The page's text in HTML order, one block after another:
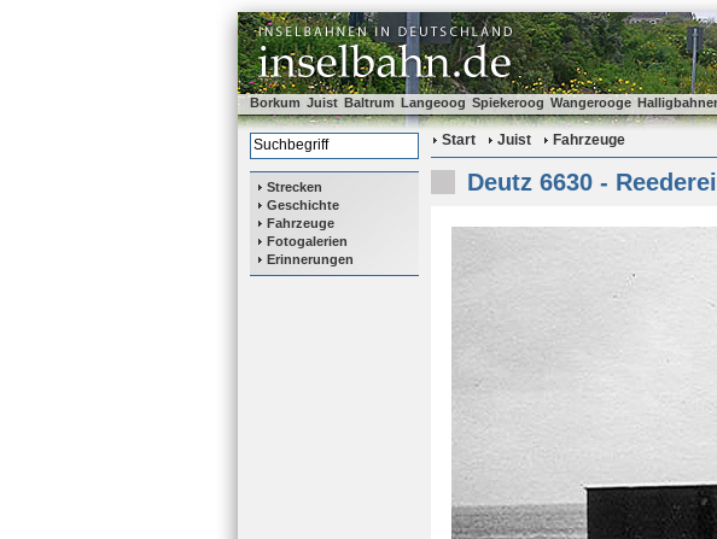
Borkum Juist Baltrum Langeoog Spiekeroog Wangerooge
Strecken
Geschichte
Fahrzeuge
Fotogalerien
Erinnerungen
Start Juist Fahrzeuge
Deutz 6630 -